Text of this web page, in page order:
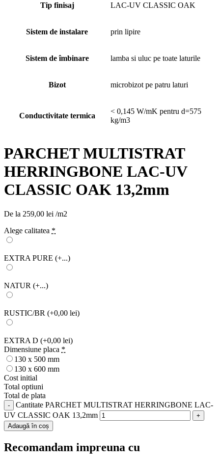
Tip finisaj LAC-UV CLASSIC OAK
Sistem de instalare prin lipire
Sistem de îmbinare lamba si uluc pe toate laturile
Bizot microbizot pe patru laturi
Conductivitate termica
< 0,145 W/mK pentru d=575
kg/m3
PARCHET MULTISTRAT
HERRINGBONE LAC-UV
CLASSIC OAK 13,2mm
De la 259,00 lei /m2
Alege calitatea *
EXTRA PURE (+...)
NATUR (+...)
RUSTIC/BR (+0,00 lei)
EXTRA D (+0,00 lei)
Dimensiune placa *
130 x 500 mm
130 x 600 mm
Cost initial
Total optiuni
Total de plata
Cantitate PARCHET MULTISTRAT HERRINGBONE LAC-
UV CLASSIC OAK 13,2mm
Adaugă în coș
Recomandam impreuna cu